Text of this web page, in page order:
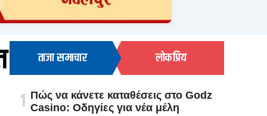
ताजा समाचार लोकप्रिय
१ Πώς να κάνετε καταθέσεις στο Godz
Casino: Οδηγίες για νέα μέλη